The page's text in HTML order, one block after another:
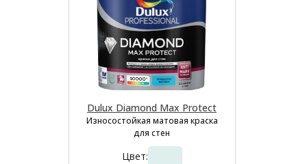
Dulux Diamond Max Protect
Износостойкая матовая краска
для стен
Цвет: